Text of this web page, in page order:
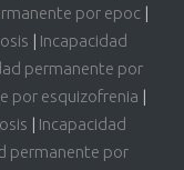
por epoc|
| Incapacidad
permanente por
por esquizofrenia |
| Incapacidad
permanente por